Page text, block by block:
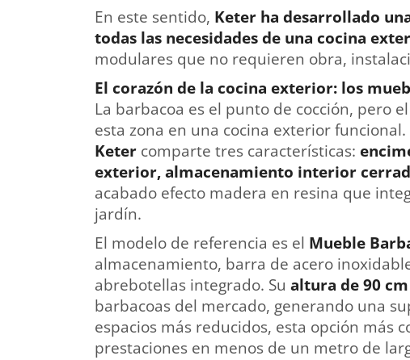
En este sentido, Keter ha desarrollado
todas las necesidades de una cocina
modulares que no requieren obra,
El corazón de la cocina exterior: los
La barbacoa es el punto de cocción, pero
esta zona en una cocina exterior funcional.
Keter comparte tres características:
exterior, almacenamiento interior
acabado efecto madera en resina que
jardín.
El modelo de referencia es el Mueble
almacenamiento, barra de acero
abrebotellas integrado. Su altura de 90 cm
barbacoas del mercado, generando una
espacios más reducidos, esta opción más
prestaciones en menos de un metro de